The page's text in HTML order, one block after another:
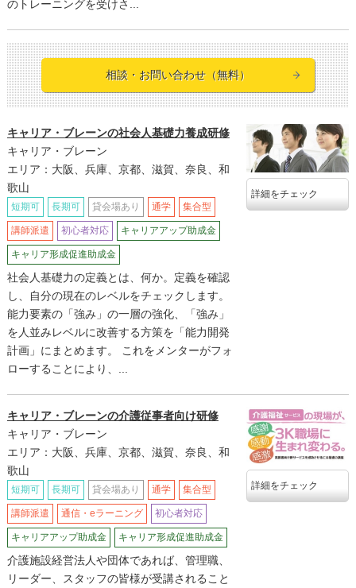
のトレーニングを受けさ...
相談・お問い合わせ（無料）
キャリア・ブレーンの社会人基礎力養成研修
キャリア・ブレーン
エリア：大阪、兵庫、京都、滋賀、奈良、和
歌山
短期可 長期可 貸会場あり 通学 集合型
講師派遣 初心者対応 キャリアアップ助成金
キャリア形成促進助成金
社会人基礎力の定義とは、何か。定義を確認
し、自分の現在のレベルをチェックします。
能力要素の「強み」の一層の強化、「強み」
を人並みレベルに改善する方策を「能力開発
計画」にまとめます。 これをメンターがフォ
ローすることにより、...
詳細をチェック
キャリア・ブレーンの介護従事者向け研修
キャリア・ブレーン
エリア：大阪、兵庫、京都、滋賀、奈良、和
歌山
短期可 長期可 貸会場あり 通学 集合型
講師派遣 通信・eラーニング 初心者対応
キャリアアップ助成金 キャリア形成促進助成金
介護施設経営法人や団体であれば、管理職、
リーダー、スタッフの皆様が受講されること
詳細をチェック